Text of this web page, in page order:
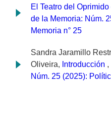
El Teatro del
de la Memoria: Núm.
Memoria n° 25
Sandra Jaramillo
Oliveira, Introducción ,
Núm. 25 (2025):